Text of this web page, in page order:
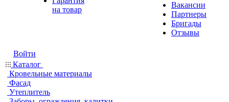
на товар
Вакансии
Партнеры
Бригады
Отзывы
Войти
Каталог
Кровельные материалы
Фасад
Утеплитель